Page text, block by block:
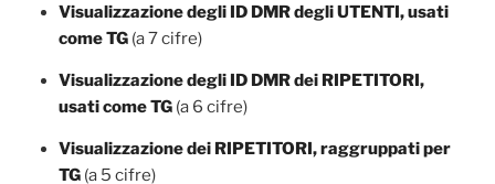
Visualizzazione degli ID DMR degli UTENTI, usati
come TG(a 7 cifre)
Visualizzazione degli ID DMR dei RIPETITORI,
usati come TG(a 6 cifre)
Visualizzazione dei RIPETITORI, raggruppati per
TG(a 5 cifre)